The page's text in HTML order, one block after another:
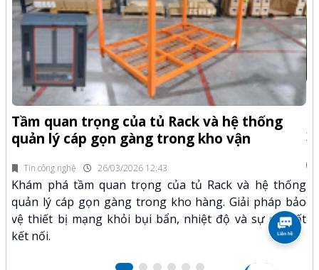
Tin công nghệ 26/03/2026 12:43
Tầm quan trọng của tủ Rack và hệ thống
quản lý cáp gọn gàng trong kho vận
Khám phá tầm quan trọng của tủ Rack và hệ thống
quản lý cáp gọn gàng trong kho hàng. Giải pháp bảo
vệ thiết bị mạng khỏi bụi bẩn, nhiệt độ và sự cố mất
kết nối.